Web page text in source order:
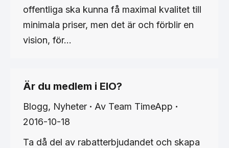
offentliga ska kunna få maximal kvalitet till
minimala priser, men det är och förblir en
vision, för…
Är du medlem i EIO?
Blogg, Nyheter Av Team TimeApp
2016-10-18
Ta då del av rabatterbjudandet och skapa